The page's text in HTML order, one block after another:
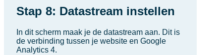
Stap 8: Datastream instellen
In dit scherm maak je de datastream aan. Dit is
de verbinding tussen je website en Google
Analytics 4.